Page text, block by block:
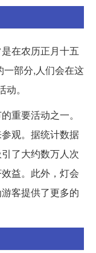
在农历正月十五
部分,人们会在这
。
重要活动之一。
观。据统计数据
了大约数万人次
益。此外，灯会
客提供了更多的